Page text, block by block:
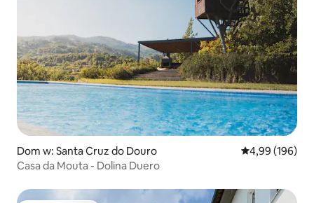
Dom w: Santa Cruz do Douro Średnia
4,99 (196)
Casa da Mouta - Dolina Duero